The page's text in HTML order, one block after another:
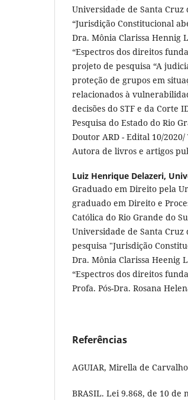
Universidade de Santa Cruz
“Jurisdição Constitucional
Dra. Mônia Clarissa Hennig
“Espectros dos direitos
projeto de pesquisa “A
proteção de grupos em
relacionados à
decisões do STF e da Corte
Pesquisa do Estado do Rio
Doutor ARD - Edital 10/
Autora de livros e artigos
Luiz Henrique Delazeri,
Graduado em Direito pela
graduado em Direito e
Católica do Rio Grande do
Universidade de Santa Cruz
pesquisa "Jurisdição
Dra. Mônia Clarissa Heenig
“Espectros dos direitos
Profa. Pós-Dra. Rosana
Referências
AGUIAR, Mirella de
BRASIL. Lei 9.868, de 10 de